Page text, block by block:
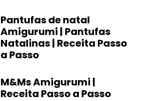
Pantufas de natal
Amigurumi | Pantufas
Natalinas | Receita Passo
a Passo
M&Ms Amigurumi |
Receita Passo a Passo